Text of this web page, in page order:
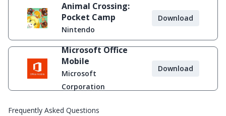
Animal Crossing:
Pocket Camp
Nintendo
Download
Microsoft Office
Mobile
Microsoft
Corporation
Download
Frequently Asked Questions